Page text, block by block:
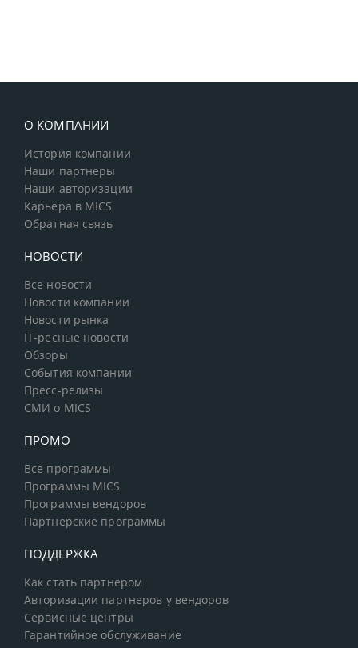
О КОМПАНИИ
История компании
Наши партнеры
Наши авторизации
Карьера в MICS
Обратная связь
НОВОСТИ
Все новости
Новости компании
Новости рынка
IT-ресные новости
Обзоры
События компании
Пресс-релизы
СМИ о MICS
ПРОМО
Все программы
Программы MICS
Программы вендоров
Партнерские программы
ПОДДЕРЖКА
Как стать партнером
Авторизации партнеров у вендоров
Сервисные центры
Гарантийное обслуживание